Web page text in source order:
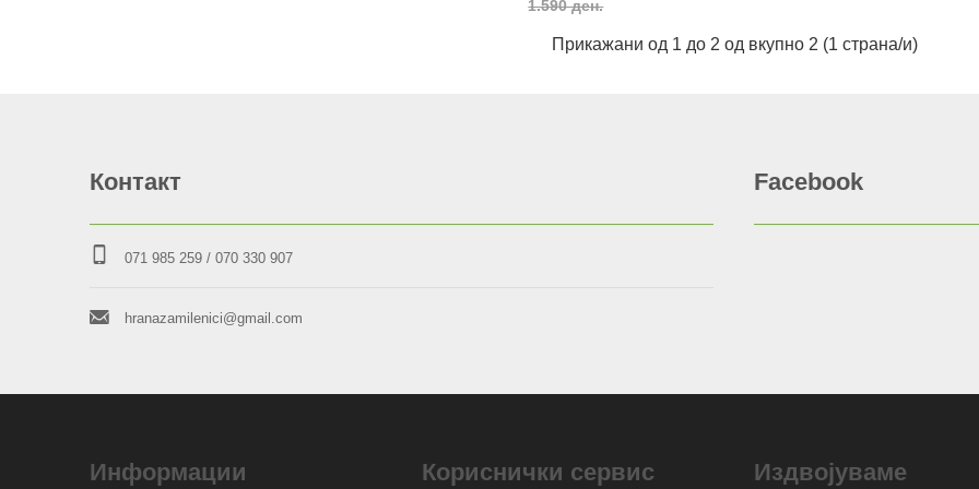
1.590 ден.
Прикажани од 1 до 2 од вкупно 2 (1 страна/и)
Контакт
071 985 259/ 070 330 907
hranazamilenici@gmail.com
Facebook
Информации Кориснички сервис Издвојуваме